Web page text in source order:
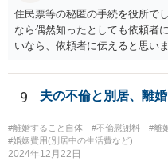
住民票等の秘匿の手続を役所で
なら偶然知ったとしても依頼者
いなら、依頼者に伝えると思いま
9 夫の不倫と別居、離
#離婚すること自体 #不倫慰謝料 #離
#婚姻費用(別居中の生活費など)
2024年12月22日